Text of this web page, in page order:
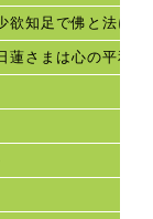
知足で佛と法に恋
さまは心の平和の